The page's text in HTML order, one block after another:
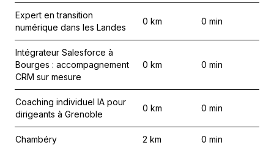
Expert en transition
numérique dans les Landes
0 km 0 min
Intégrateur Salesforce à
Bourges : accompagnement
CRM sur mesure
0 km 0 min
Coaching individuel IA pour
dirigeants à Grenoble
0 km 0 min
Chambéry 2 km 0 min